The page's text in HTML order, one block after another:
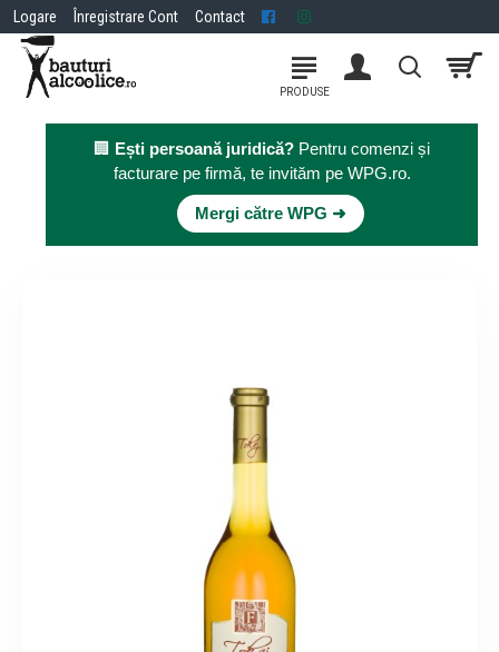
Logare Înregistrare Cont Contact
🏢 Ești persoană juridică? Pentru comenzi și
facturare pe firmă, te invităm pe WPG.ro.
Mergi către WPG ➜